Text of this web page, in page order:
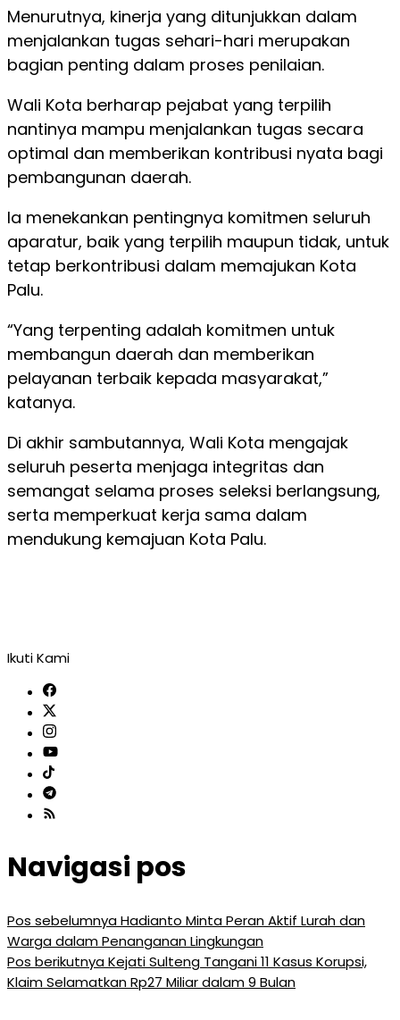
Menurutnya, kinerja yang ditunjukkan dalam
menjalankan tugas sehari-hari merupakan
bagian penting dalam proses penilaian.
Wali Kota berharap pejabat yang terpilih
nantinya mampu menjalankan tugas secara
optimal dan memberikan kontribusi nyata bagi
pembangunan daerah.
Ia menekankan pentingnya komitmen seluruh
aparatur, baik yang terpilih maupun tidak, untuk
tetap berkontribusi dalam memajukan Kota
Palu.
“Yang terpenting adalah komitmen untuk
membangun daerah dan memberikan
pelayanan terbaik kepada masyarakat,”
katanya.
Di akhir sambutannya, Wali Kota mengajak
seluruh peserta menjaga integritas dan
semangat selama proses seleksi berlangsung,
serta memperkuat kerja sama dalam
mendukung kemajuan Kota Palu.
Ikuti Kami
Navigasi pos
Pos sebelumnyaHadianto Minta Peran Aktif Lurah dan
Warga dalam Penanganan Lingkungan
Pos berikutnyaKejati Sulteng Tangani 11 Kasus Korupsi,
Klaim Selamatkan Rp27 Miliar dalam 9 Bulan